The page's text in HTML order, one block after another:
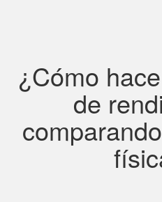
¿Cómo
de